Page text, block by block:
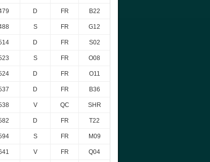
D FR B22
S FR G12
D FR S02
S FR O08
D FR O11
D FR B36
V QC SHR
D FR T22
S FR M09
V FR Q04